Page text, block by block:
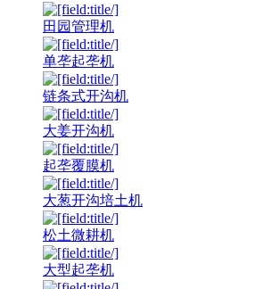
田园管理机
单垄起垄机
链条式开沟机
大姜开沟机
起垄覆膜机
大葱开沟培土机
松土微耕机
大型起垄机